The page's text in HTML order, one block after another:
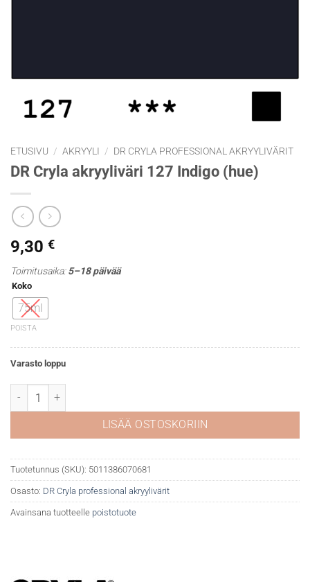
ETUSIVU / AKRYYLI / DR CRYLA PROFESSIONAL AKRYYLIVÄRIT
DR Cryla akryyliväri 127 Indigo (hue)
9,30 €
Toimitusaika:5–18 päivää
Koko
75ml
POISTA
Varasto loppu
DR Cryla akryyliväri 127 Indigo (hue) määrä
LISÄÄ OSTOSKORIIN
Tuotetunnus (SKU): 5011386070681
Osasto: DR Cryla professional akryylivärit
Avainsana tuotteelle poistotuote